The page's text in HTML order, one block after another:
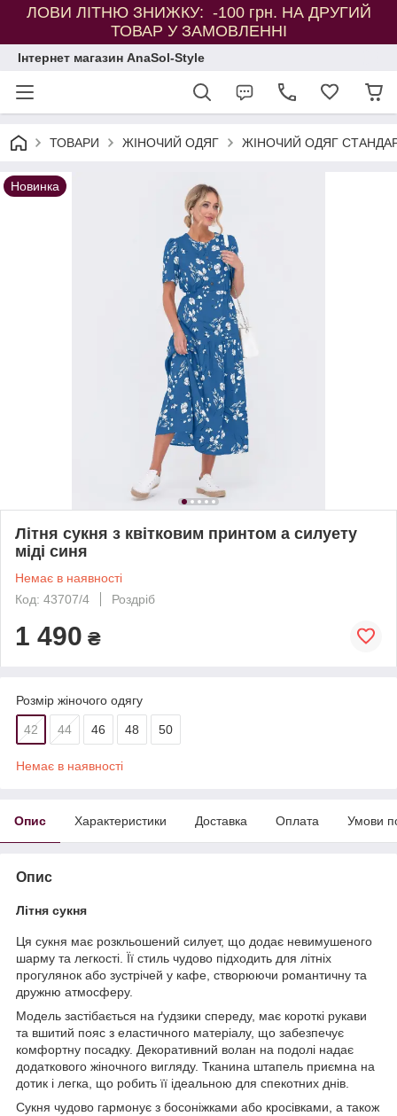
ЛОВИ ЛІТНЮ ЗНИЖКУ: -100 грн. НА ДРУГИЙ
ТОВАР У ЗАМОВЛЕННІ
Інтернет магазин AnaSol-Style
ТОВАРИ ЖІНОЧИЙ ОДЯГ ЖІНОЧИЙ ОДЯГ
Новинка
Літня сукня з квітковим принтом а силуету
міді синя
Немає в наявності
Код: 43707/4
Роздріб
1 490 ₴
Розмір жіночого одягу
42 44 46 48 50
Немає в наявності
Опис Характеристики Доставка Оплата Умови
Опис
Літня сукня
Ця сукня має розкльошений силует, що додає невимушеного
шарму та легкості. Її стиль чудово підходить для літніх
прогулянок або зустрічей у кафе, створюючи романтичну та
дружню атмосферу.
Модель застібається на ґудзики спереду, має короткі рукави
та вшитий пояс з еластичного матеріалу, що забезпечує
комфортну посадку. Декоративний волан на подолі надає
додаткового жіночного вигляду. Тканина штапель приємна на
дотик і легка, що робить її ідеальною для спекотних днів.
Сукня чудово гармонує з босоніжками або кросівками, а також